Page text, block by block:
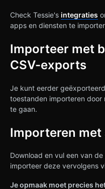
Check Tessie's integraties
apps en diensten te
Importeer met
CSV-exports
Je kunt eerder
toestanden importeren door
te gaan.
Importeren met
Download en vul een van
importeer deze vervolgens
Je opmaak moet precies